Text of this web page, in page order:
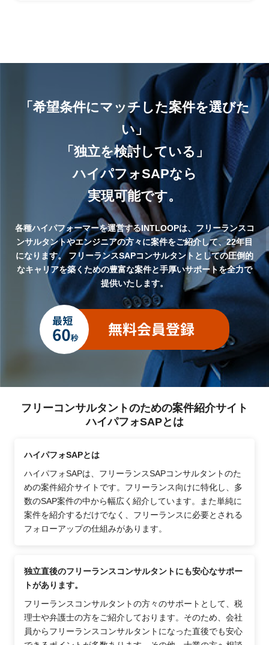
「希望条件にマッチした案件を選びた
い」
「独立を検討している」
ハイパフォSAPなら
実現可能です。
各種ハイパフォーマーを運営するINTLOOPは、フリーランスコ
ンサルタントやエンジニアの方々に案件をご紹介して、22年目
になります。フリーランスSAPコンサルタントとしての圧倒的
なキャリアを築くための豊富な案件と手厚いサポートを全力で
提供いたします。
フリーコンサルタントのための案件紹介サイト
ハイパフォSAPとは
ハイパフォSAPとは
ハイパフォSAPは、フリーランスSAPコンサルタントのた
めの案件紹介サイトです。フリーランス向けに特化し、多
数のSAP案件の中から幅広く紹介しています。また単純に
案件を紹介するだけでなく、フリーランスに必要とされる
フォローアップの仕組みがあります。
独立直後のフリーランスコンサルタントにも安心なサポー
トがあります。
フリーランスコンサルタントの方々のサポートとして、税
理士や弁護士の方をご紹介しております。そのため、会社
員からフリーランスコンサルタントになった直後でも安心